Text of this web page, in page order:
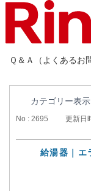
Ｑ＆Ａ（よくあるお
カテゴリー表示
No : 2695 更新日
給湯器｜